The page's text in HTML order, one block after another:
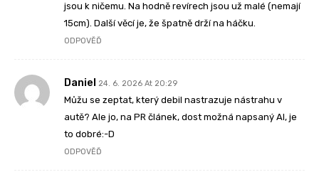
jsou k ničemu. Na hodně revírech jsou už malé (nemají
15cm). Další věcí je, že špatně drží na háčku.
ODPOVĚĎ
Daniel 24. 6. 2026 At 20:29
Můžu se zeptat, který debil nastrazuje nástrahu v
autě? Ale jo, na PR článek, dost možná napsaný AI, je
to dobré:-D
ODPOVĚĎ